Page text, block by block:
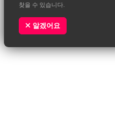
찾을 수 있습니다.
알겠어요